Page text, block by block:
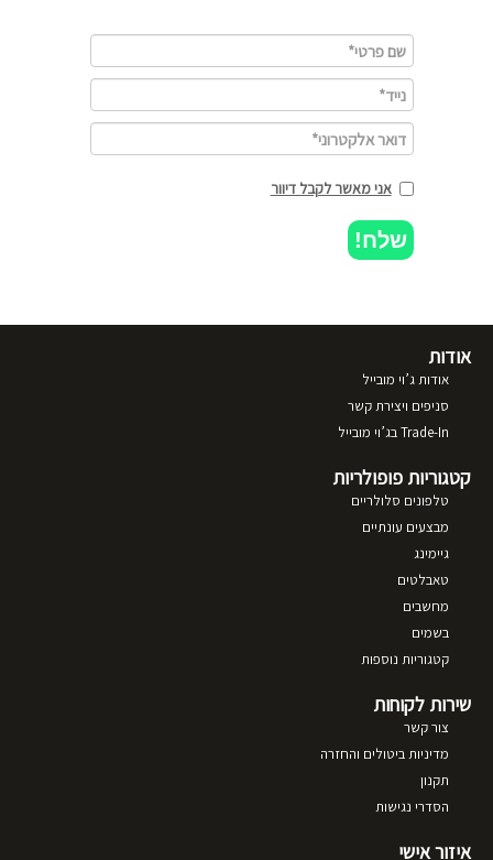
אני מאשר לקבל דיוור
שלח!
אודות
אודות ג’וי מובייל
סניפים ויצירת קשר
Trade-In בג’וי מובייל
קטגוריות פופולריות
טלפונים סלולריים
מבצעים עונתיים
גיימינג
טאבלטים
מחשבים
בשמים
קטגוריות נוספות
שירות לקוחות
צור קשר
מדיניות ביטולים והחזרה
תקנון
הסדרי נגישות
איזור אישי